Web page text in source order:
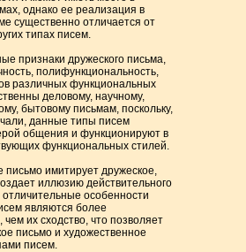
однако ее реализация в
существенно отличается от
типах писем.
признаки дружеского письма,
полифункциональность,
различных функциональных
деловому, научному,
бытовому письмам, поскольку,
данные типы писем
общения и функционируют в
функциональных стилей.
письмо имитирует дружеское,
иллюзию действительного
особенности
являются более
их сходство, что позволяет
письмо и художественное
писем.